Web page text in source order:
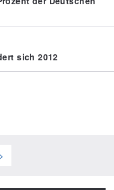
sich 2012